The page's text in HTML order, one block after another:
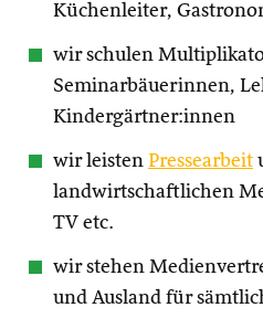
Küchenleiter,
wir schulen
Seminarbäuerinnen,
Kindergärtner:innen
wir leisten Pressearbeit
landwirtschaftlichen
TV etc.
wir stehen
und Ausland für